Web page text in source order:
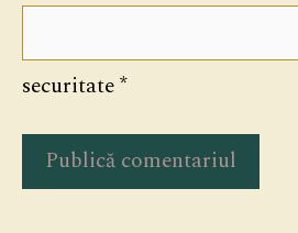
securitate*